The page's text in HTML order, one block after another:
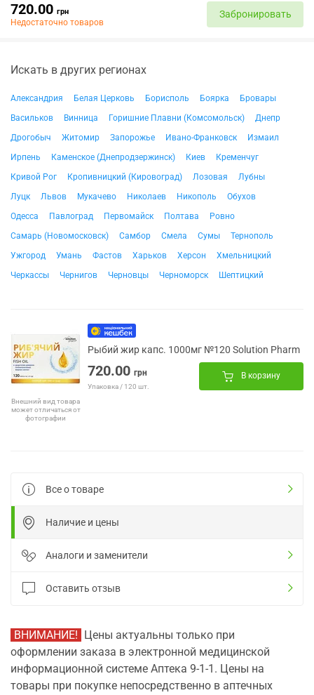
720.00 грн
Недостаточно товаров
Забронировать
Искать в других регионах
Александрия Белая Церковь Борисполь Боярка
Бровары
Васильков
Винница Горишние Плавни (Комсомольск)
Днепр
Дрогобыч
Житомир Запорожье Ивано-Франковск
Измаил
Ирпень
Каменское (Днепродзержинск) Киев
Кременчуг
Кривой Рог
Кропивницкий (Кировоград) Лозовая
Лубны
Луцк
Львов Мукачево Николаев Никополь
Обухов
Одесса
Павлоград Первомайск Полтава
Ровно
Самарь (Новомосковск)
Самбор Смела Сумы
Тернополь
Ужгород
Умань Фастов Харьков Херсон
Хмельницкий
Черкассы
Чернигов Черновцы Черноморск Шептицкий
Внешний вид товара
может отличаться от
фотографии
Рыбий жир капс. 1000мг №120 Solution Pharm
720.00 грн
Упаковка / 120 шт.
В корзину
Все о товаре
Наличие и цены
Аналоги и заменители
Оставить отзыв
ВНИМАНИЕ! Цены актуальны только при
оформлении заказа в электронной медицинской
информационной системе Аптека 9-1-1. Цены на
товары при покупке непосредственно в аптечных